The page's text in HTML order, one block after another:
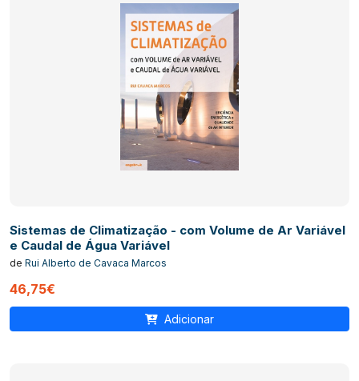
Sistemas de Climatização - com Volume de Ar Variável
e Caudal de Água Variável
de Rui Alberto de Cavaca Marcos
46,75€
Adicionar